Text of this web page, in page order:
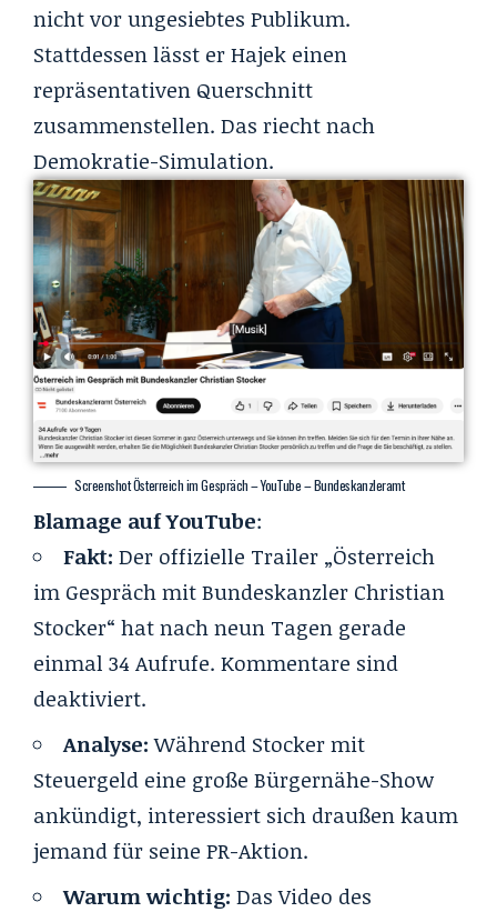
nicht vor ungesiebtes Publikum.
Stattdessen lässt er Hajek einen
repräsentativen Querschnitt
zusammenstellen. Das riecht nach
Demokratie-Simulation.
Screenshot Österreich im Gespräch – YouTube – Bundeskanzleramt
Blamage auf YouTube:
Fakt: Der offizielle Trailer „Österreich
im Gespräch mit Bundeskanzler Christian
Stocker“ hat nach neun Tagen gerade
einmal 34 Aufrufe. Kommentare sind
deaktiviert.
Analyse:Während Stocker mit
Steuergeld eine große Bürgernähe-Show
ankündigt, interessiert sich draußen kaum
jemand für seine PR-Aktion.
Warum wichtig: Das Video des